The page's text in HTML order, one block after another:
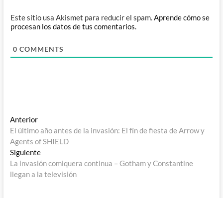
Este sitio usa Akismet para reducir el spam.Aprende cómo se
procesan los datos de tus comentarios.
0 COMMENTS
Navegación
de
entradas
AnteriorEntrada
anterior:
El último año antes de la invasión: El fín de fiesta de Arrow y
Agents of SHIELD
SiguienteEntrada
siguiente:
La invasión comiquera continua – Gotham y Constantine
llegan a la televisión